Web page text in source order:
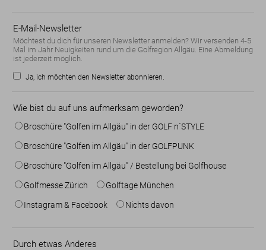
E-Mail-Newsletter
Möchtest du dich für unseren Newsletter anmelden? Wir versenden 4-5
Mal im Jahr Neuigkeiten rund um die Golfregion Allgäu. Eine Abmeldung
ist jederzeit möglich.
Ja, ich möchten den Newsletter abonnieren.
Wie bist du auf uns aufmerksam geworden?
Broschüre "Golfen im Allgäu" in der GOLF n´STYLE
Broschüre "Golfen im Allgäu" in der GOLFPUNK
Broschüre "Golfen im Allgäu" / Bestellung bei Golfhouse
Golfmesse Zürich Golftage München
Instagram & Facebook Nichts davon
Durch etwas Anderes